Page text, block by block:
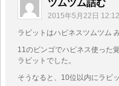
ツムツム詰む
2015年5月22日
ラビットはハピネスツムツム
11のビンゴでハピネス使った
ラビットでした。
そうなると、10位以内にラビ